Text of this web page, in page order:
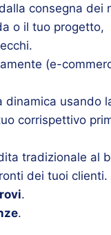
consegna
o il tuo
(e-
dinamica usando
corrispettivo
tradizionale al
dei tuoi clienti.
.
.